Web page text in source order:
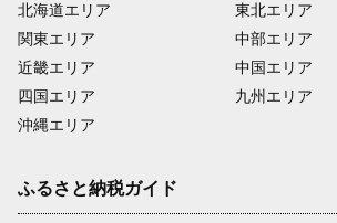
北海道エリア
関東エリア
近畿エリア
四国エリア
沖縄エリア
東北エリア
中部エリア
中国エリア
九州エリア
ふるさと納税ガイド